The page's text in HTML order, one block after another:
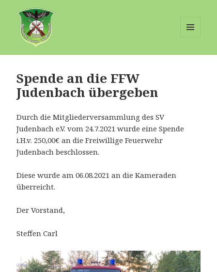
WIDGETS
Spende an die FFW
Judenbach übergeben
Durch die Mitgliederversammlung des SV
Judenbach e.V. vom 24.7.2021 wurde eine Spende
i.H.v. 250,00€ an die Freiwillige Feuerwehr
Judenbach beschlossen.
Diese wurde am 06.08.2021 an die Kameraden
überreicht.
Der Vorstand,
Steffen Carl